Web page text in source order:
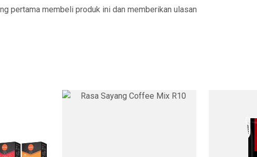
pertama membeli produk ini dan memberikan ulasan